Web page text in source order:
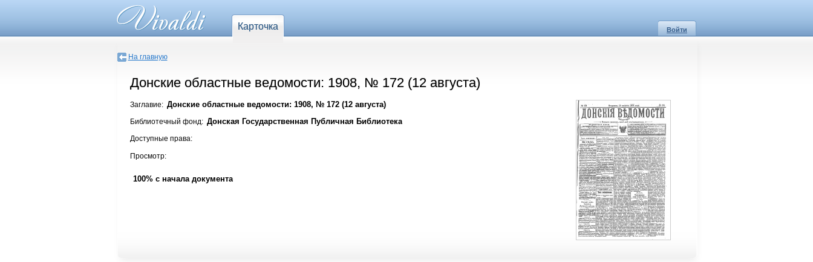
Карточка Войти
На главную
Донские областные ведомости: 1908, № 172 (12 августа)
Заглавие: Донские областные ведомости: 1908, № 172 (12 августа)
Библиотечный фонд: Донская Государственная Публичная Библиотека
Доступные права:
Просмотр:
100% с начала документа